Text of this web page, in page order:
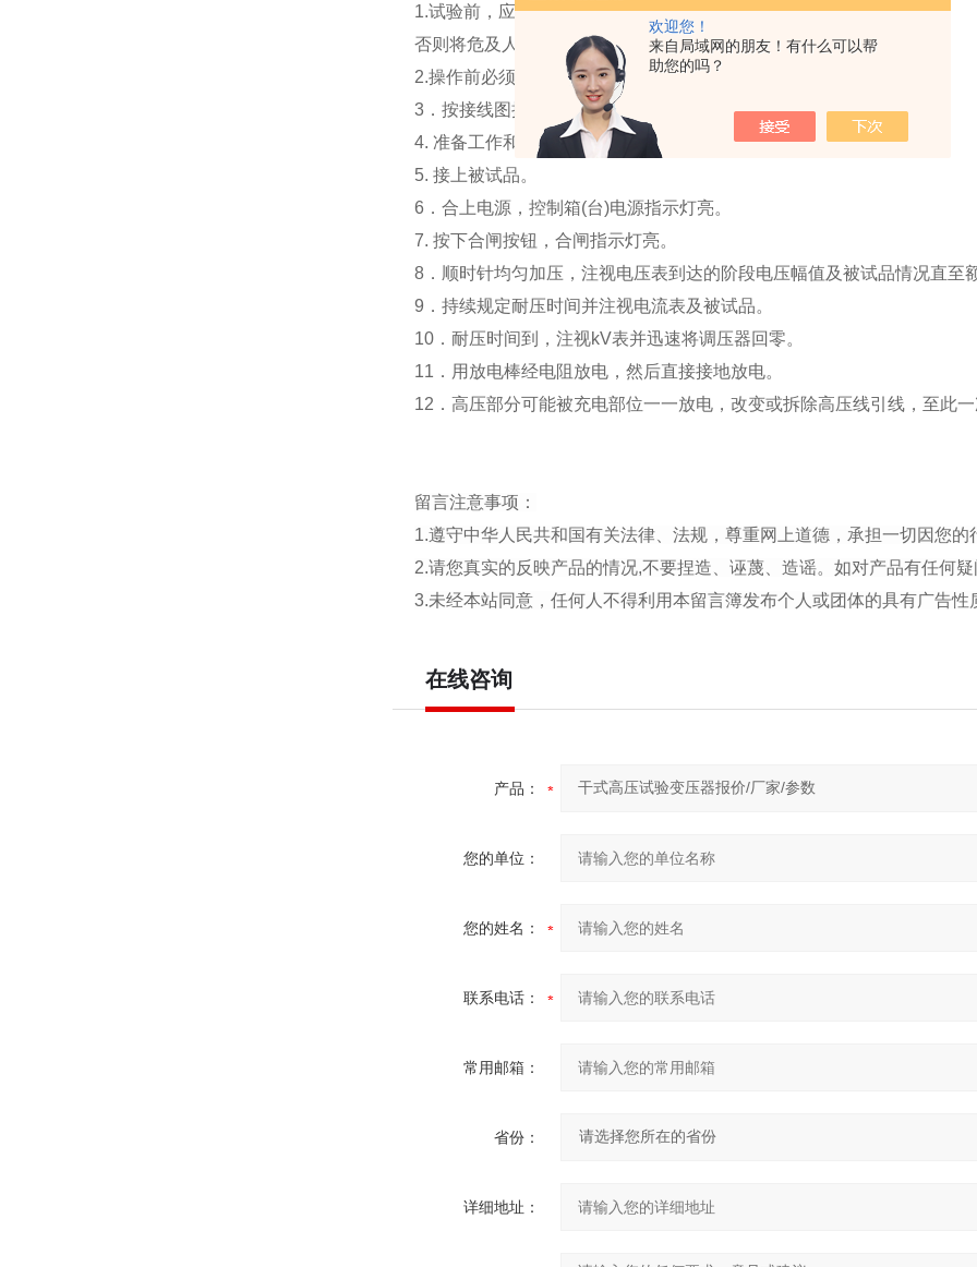
欢迎您！
来自局域网的朋友！有什么可以帮
助您的吗？
1.试验前，应将试验变压器的高压尾“ ┻ "端可靠接地，
否则将危及人身与设备的安全。
2.操作前必须熟悉试验变压器与电源控制箱的电气原理及使用方法。
3．按接线图接线。
4. 准备工作和安全措施就绪，空试一次设备。
5. 接上被试品。
6．合上电源，控制箱(台)电源指示灯亮。
7. 按下合闸按钮，合闸指示灯亮。
8．顺时针均匀加压，注视电压表到达的阶段电压幅值及被试品情况直至
9．持续规定耐压时间并注视电流表及被试品。
10．耐压时间到，注视kV表并迅速将调压器回零。
11．用放电棒经电阻放电，然后直接接地放电。
12．高压部分可能被充电部位一一放电，改变或拆除高压线引线，至此一
留言注意事项：
1.遵守中华人民共和国有关法律、法规，尊重网上道德，承担一切因您的
2.请您真实的反映产品的情况,不要捏造、诬蔑、造谣。如对产品有任何疑
3.未经本站同意，任何人不得利用本留言簿发布个人或团体的具有广告性
在线咨询
产品：
您的单位：
您的姓名：
联系电话：
常用邮箱：
省份：
详细地址：